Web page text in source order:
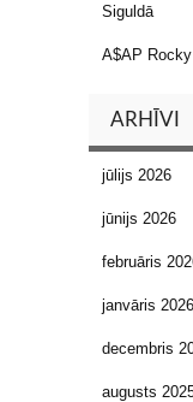
Siguldā
A$AP
ARHĪVI
jūlijs 2026
jūnijs 2026
februāris
janvāris 2026
decembris
augusts